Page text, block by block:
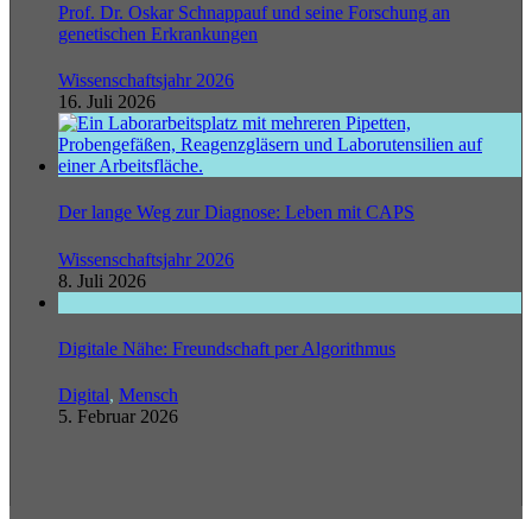
Prof. Dr. Oskar Schnappauf und seine Forschung an
genetischen Erkrankungen
Wissenschaftsjahr 2026
16. Juli 2026
Der lange Weg zur Diagnose: Leben mit CAPS
Wissenschaftsjahr 2026
8. Juli 2026
Digitale Nähe: Freundschaft per Algorithmus
Digital, Mensch
5. Februar 2026